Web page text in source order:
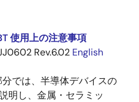
使用上の注意事項
Rev.6.02 English
分では、半導体デバイスの
明し、金属・セラミッ